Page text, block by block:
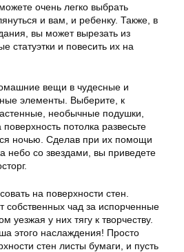
очень легко выбрать
и вам, и ребенку. Также, в
вы может вырезать из
статуэтки и повесить их на
вещи в чудесные и
элементы. Выберите, к
необычные подушки,
потолка развесьте
ночью. Сделав при их помощи
небо со звездами, вы приведете
на поверхности стен.
собственных чад за испорченные
уезжая у них тягу к творчеству.
этого наслаждения! Просто
стен листы бумаги, и пусть